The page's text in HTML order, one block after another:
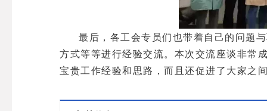
最后，各工会专员们也带着自己的问题
方式等等进行经验交流。本次交流座谈非常
宝贵工作经验和思路，而且还促进了大家之